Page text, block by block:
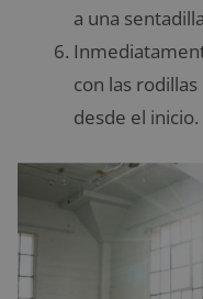
a una
con las
desde el inicio.